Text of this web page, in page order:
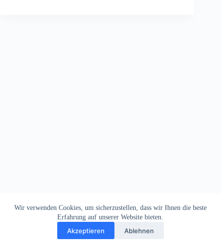
Wir verwenden Cookies, um sicherzustellen, dass wir Ihnen die beste
Erfahrung auf unserer Website bieten.
Akzeptieren Ablehnen
Impressum
Datenschutz